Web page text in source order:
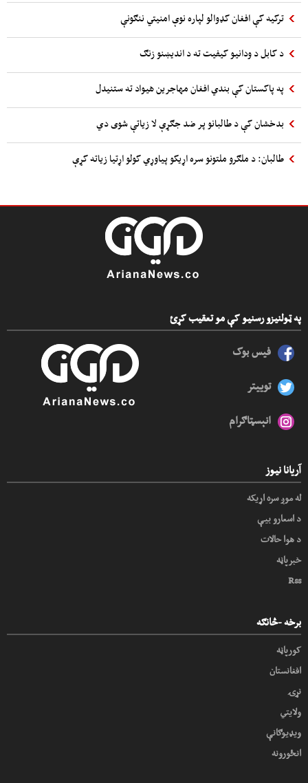
ترکیه کې افغان کډوالو لپاره نوې امنیتي ننګونې
د کابل د ودانیو کیفیت ته د اندیښنو زنګ
په پاکستان کې بندي افغان مهاجرین هیواد ته ستنیدل
بدخشان کې د طالبانو پر ضد جګړې لا زیاتې شوی دي
طالبان: د ملګرو ملتونو سره اړیکو پیاوړي کولو اړتیا زیاته کړې
په ټولنیزو رسنیو کې مو تعقیب کړئ
فیس بوک
توییتر
انېسټاګرام
آریانا نیوز
له موږ سره اړیکه
د اسعارو بیې
د هوا حالات
خبرپاڼه
Rss
برخه -څانګه
کورپاڼه
افغانستان
نړۍ
ولایتي
ویډیوګانې
انځورونه